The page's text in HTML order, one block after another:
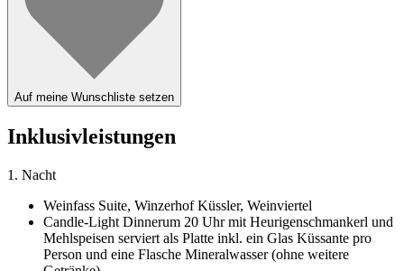
Auf meine Wunschliste setzen
Inklusivleistungen
1. Nacht
Weinfass Suite, Winzerhof Küssler, Weinviertel
Candle-Light Dinnerum 20 Uhr mit Heurigenschmankerl und
Mehlspeisen serviert als Platte inkl. ein Glas Küssante pro
Person und eine Flasche Mineralwasser (ohne weitere